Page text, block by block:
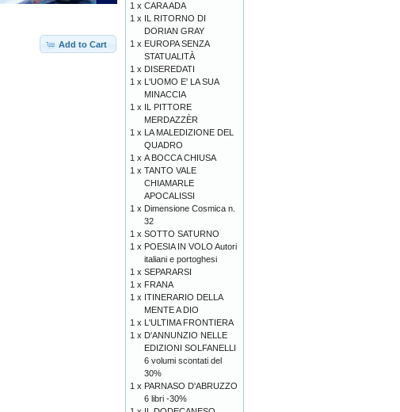
Add to Cart
1 x CARA ADA
1 x IL RITORNO DI
DORIAN GRAY
1 x EUROPA SENZA
STATUALITÀ
1 x DISEREDATI
1 x L'UOMO E' LA SUA
MINACCIA
1 x IL PITTORE
MERDAZZÈR
1 x LA MALEDIZIONE DEL
QUADRO
1 x A BOCCA CHIUSA
1 x TANTO VALE
CHIAMARLE
APOCALISSI
1 x Dimensione Cosmica n.
32
1 x SOTTO SATURNO
1 x POESIA IN VOLO Autori
italiani e portoghesi
1 x SEPARARSI
1 x FRANA
1 x ITINERARIO DELLA
MENTE A DIO
1 x L'ULTIMA FRONTIERA
1 x D'ANNUNZIO NELLE
EDIZIONI SOLFANELLI
6 volumi scontati del
30%
1 x PARNASO D'ABRUZZO
6 libri -30%